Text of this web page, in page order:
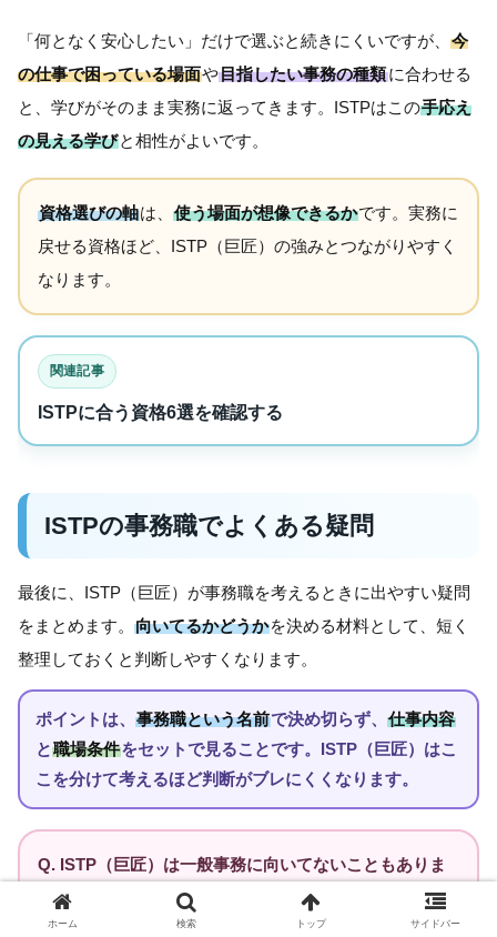
「何となく安心したい」だけで選ぶと続きにくいですが、 今
の仕事で困っている場面や目指したい事務の種類に合わせる
と、学びがそのまま実務に返ってきます。ISTPはこの手応え
の見える学びと相性がよいです。
資格選びの軸は、 使う場面が想像できるかです。実務に
戻せる資格ほど、ISTP（巨匠）の強みとつながりやすく
なります。
関連記事
ISTPに合う資格6選を確認する
ISTPの事務職でよくある疑問
最後に、ISTP（巨匠）が事務職を考えるときに出やすい疑問
をまとめます。 向いてるかどうかを決める材料として、短く
整理しておくと判断しやすくなります。
ポイントは、 事務職という名前で決め切らず、 仕事内容
と職場条件をセットで見ることです。ISTP（巨匠）はこ
こを分けて考えるほど判断がブレにくくなります。
Q. ISTP（巨匠）は一般事務に向いてないこともありま
すか？
ホーム 検索 トップ サイドバー